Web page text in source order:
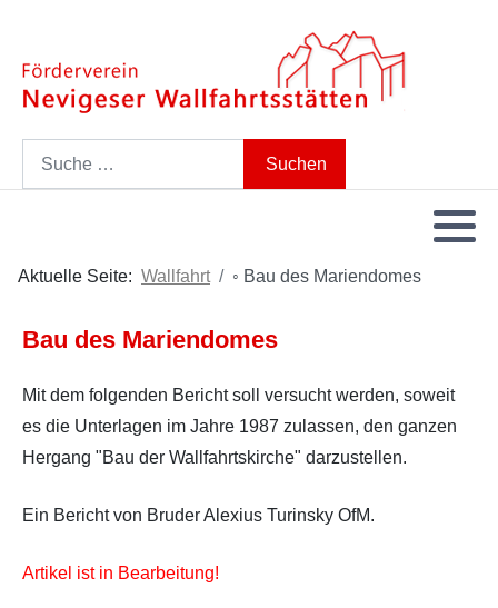
Suchen
Aktuelle Seite: Wallfahrt ◦ Bau des Mariendomes
Bau des Mariendomes
Mit dem folgenden Bericht soll versucht werden, soweit
es die Unterlagen im Jahre 1987 zulassen, den ganzen
Hergang "Bau der Wallfahrtskirche" darzustellen.
Ein Bericht von Bruder Alexius Turinsky OfM.
Artikel ist in Bearbeitung!